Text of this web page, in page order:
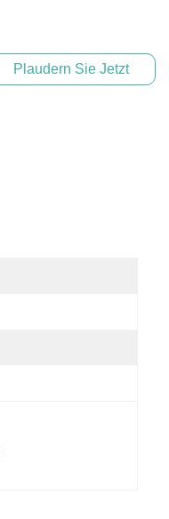
Plaudern Sie Jetzt